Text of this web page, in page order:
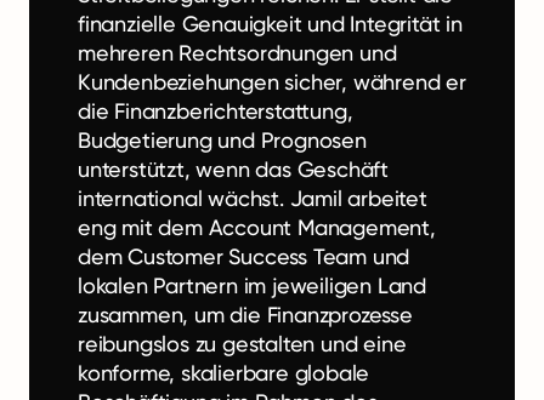
finanzielle Genauigkeit und Integrität in
mehreren Rechtsordnungen und
Kundenbeziehungen sicher, während er
die Finanzberichterstattung,
Budgetierung und Prognosen
unterstützt, wenn das Geschäft
international wächst. Jamil arbeitet
eng mit dem Account Management,
dem Customer Success Team und
lokalen Partnern im jeweiligen Land
zusammen, um die Finanzprozesse
reibungslos zu gestalten und eine
konforme, skalierbare globale